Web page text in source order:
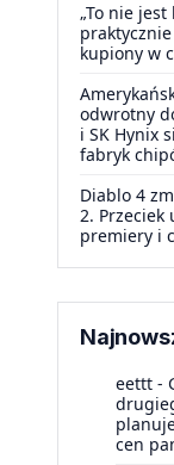
„To nie
praktycznie
kupiony w
odwrotny
i SK Hynix
fabryk
Diablo 4
2. Przeciek
premiery i
eettt -
cen